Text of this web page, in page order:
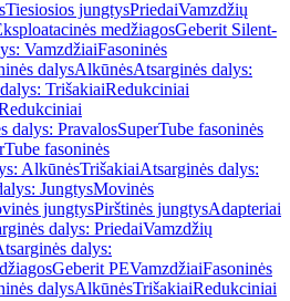
Tiesiosios jungtysPriedaiVamzdžių
medžiagosGeberit Silent-
VamzdžiaiFasoninės
dalysAlkūnėsAtsarginės dalys:
TrišakiaiRedukciniai
dalys: PravalosSuperTube fasoninės
fasoninės
AlkūnėsTrišakiaiAtsarginės dalys:
JungtysMovinės
jungtysPirštinės jungtysAdapteriai
dalys: PriedaiVamzdžių
dalys:
Geberit PEVamzdžiaiFasoninės
dalysAlkūnėsTrišakiaiRedukciniai